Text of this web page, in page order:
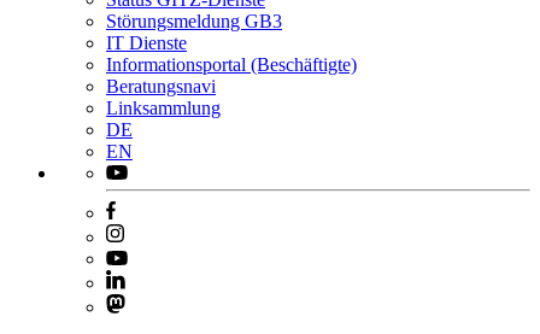
Störungsmeldung GB3
IT Dienste
Informationsportal (Beschäftigte)
Beratungsnavi
Linksammlung
DE
EN